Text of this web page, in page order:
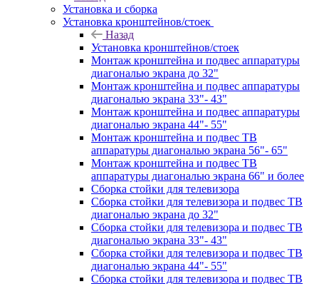
Установка и сборка
Установка кронштейнов/стоек
Назад
Установка кронштейнов/стоек
Монтаж кронштейна и подвес аппаратуры
диагональю экрана до 32"
Монтаж кронштейна и подвес аппаратуры
диагональю экрана 33"- 43"
Монтаж кронштейна и подвес аппаратуры
диагональю экрана 44"- 55"
Монтаж кронштейна и подвес ТВ
аппаратуры диагональю экрана 56"- 65"
Монтаж кронштейна и подвес ТВ
аппаратуры диагональю экрана 66" и более
Сборка стойки для телевизора
Сборка стойки для телевизора и подвес ТВ
диагональю экрана до 32"
Сборка стойки для телевизора и подвес ТВ
диагональю экрана 33"- 43"
Сборка стойки для телевизора и подвес ТВ
диагональю экрана 44"- 55"
Сборка стойки для телевизора и подвес ТВ